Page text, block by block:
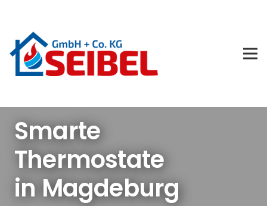
Smarte
Thermostate
in Magdeburg